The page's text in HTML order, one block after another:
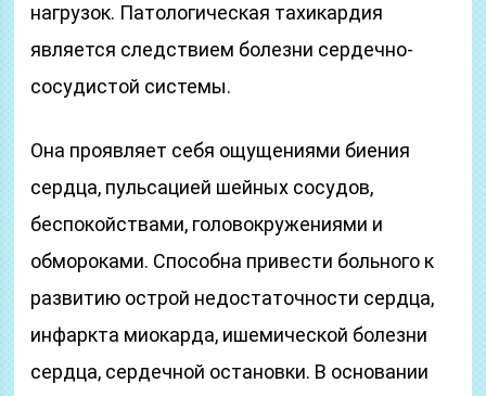
нагрузок. Патологическая тахикардия
является следствием болезни сердечно-
сосудистой системы.
Она проявляет себя ощущениями биения
сердца, пульсацией шейных сосудов,
беспокойствами, головокружениями и
обмороками. Способна привести больного к
развитию острой недостаточности сердца,
инфаркта миокарда, ишемической болезни
сердца, сердечной остановки. В основании